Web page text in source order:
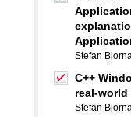
Stefan
C++
real-
Stefan